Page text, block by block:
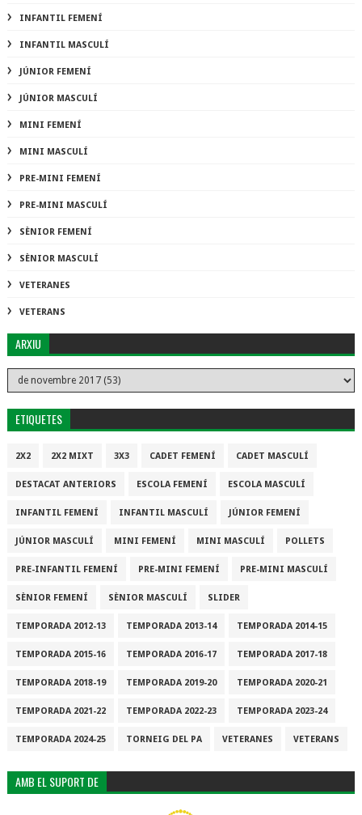
INFANTIL FEMENÍ
INFANTIL MASCULÍ
JÚNIOR FEMENÍ
JÚNIOR MASCULÍ
MINI FEMENÍ
MINI MASCULÍ
PRE-MINI FEMENÍ
PRE-MINI MASCULÍ
SÈNIOR FEMENÍ
SÈNIOR MASCULÍ
VETERANES
VETERANS
ARXIU
ETIQUETES
2X2 2X2 MIXT 3X3 CADET FEMENÍ CADET MASCULÍ
DESTACAT ANTERIORS ESCOLA FEMENÍ ESCOLA MASCULÍ
INFANTIL FEMENÍ INFANTIL MASCULÍ JÚNIOR FEMENÍ
JÚNIOR MASCULÍ MINI FEMENÍ MINI MASCULÍ POLLETS
PRE-INFANTIL FEMENÍ PRE-MINI FEMENÍ PRE-MINI MASCULÍ
SÈNIOR FEMENÍ SÈNIOR MASCULÍ SLIDER
TEMPORADA 2012-13 TEMPORADA 2013-14 TEMPORADA 2014-15
TEMPORADA 2015-16 TEMPORADA 2016-17 TEMPORADA 2017-18
TEMPORADA 2018-19 TEMPORADA 2019-20 TEMPORADA 2020-21
TEMPORADA 2021-22 TEMPORADA 2022-23 TEMPORADA 2023-24
TEMPORADA 2024-25 TORNEIG DEL PA VETERANES VETERANS
AMB EL SUPORT DE